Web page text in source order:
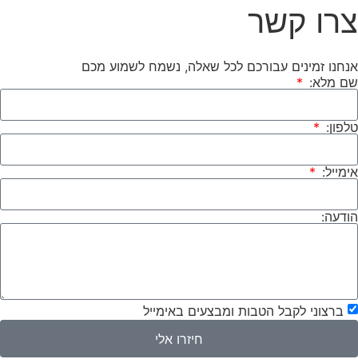
צרו קשר
אנחנו זמינים עבורכם לכל שאלה, נשמח לשמוע מכם
שם מלא:
טלפון:
אימייל:
הודעה:
ברצוני לקבל הטבות ומבצעים באימייל
חיזרו אלי